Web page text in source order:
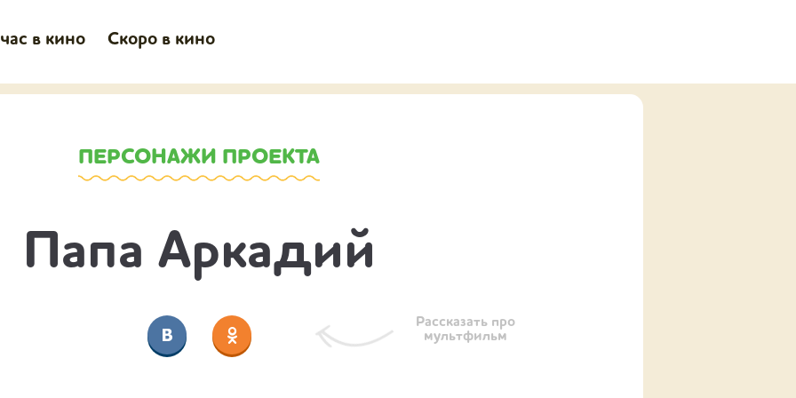
в кино Скоро в кино
ПЕРСОНАЖИ ПРОЕКТА
Папа Аркадий
Рассказать про
мультфильм